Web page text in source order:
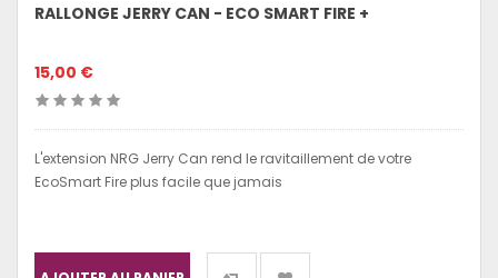
RALLONGE JERRY CAN - ECO SMART FIRE +
15,00 €
L'extension NRG Jerry Can rend le ravitaillement de votre
EcoSmart Fire plus facile que jamais